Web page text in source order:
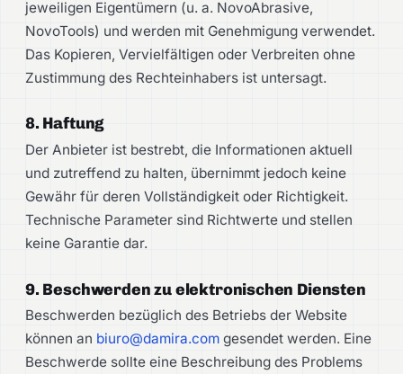
jeweiligen Eigentümern (u. a. NovoAbrasive,
NovoTools) und werden mit Genehmigung verwendet.
Das Kopieren, Vervielfältigen oder Verbreiten ohne
Zustimmung des Rechteinhabers ist untersagt.
8. Haftung
Der Anbieter ist bestrebt, die Informationen aktuell
und zutreffend zu halten, übernimmt jedoch keine
Gewähr für deren Vollständigkeit oder Richtigkeit.
Technische Parameter sind Richtwerte und stellen
keine Garantie dar.
9. Beschwerden zu elektronischen Diensten
Beschwerden bezüglich des Betriebs der Website
können an biuro@damira.com gesendet werden. Eine
Beschwerde sollte eine Beschreibung des Problems